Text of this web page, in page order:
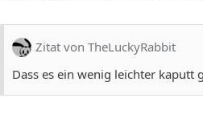
Zitat von TheLuckyRabbit
Dass es ein wenig leichter kaputt